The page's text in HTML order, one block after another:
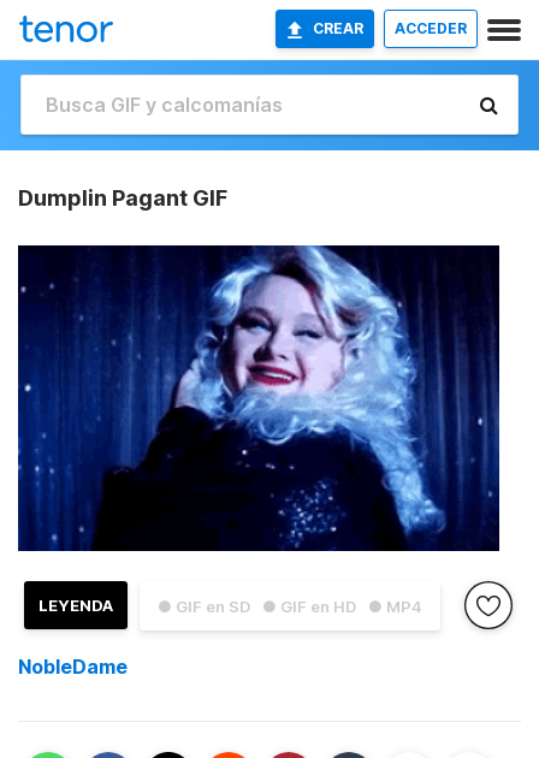
CREAR ACCEDER
Dumplin Pagant GIF
● GIF en SD ● GIF en HD ● MP4
LEYENDA
NobleDame